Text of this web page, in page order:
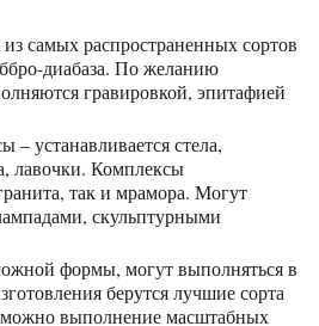
самых распространенных сортов
диабаза. По желанию
гравировкой, эпитафией
устанавливается стела,
лавочки. Комплексы
так и мрамора. Могут
скульптурными
формы, могут выполняться в
берутся лучшие сорта
выполнение масштабных